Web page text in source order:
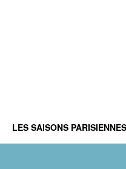
LES SAISONS